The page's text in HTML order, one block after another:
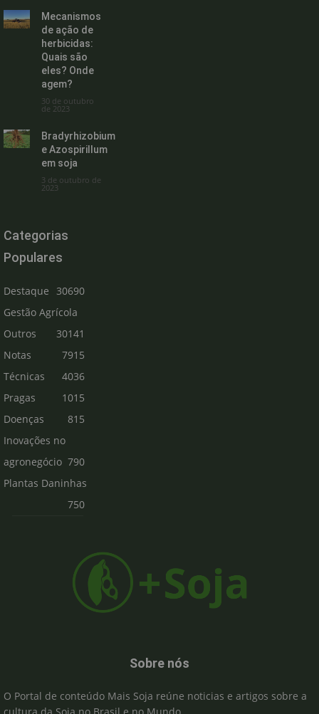
Mecanismos
de ação de
herbicidas:
Quais são
eles? Onde
agem?
30 de outubro
de 2023
Bradyrhizobium
e Azospirillum
em soja
3 de outubro de
2023
Categorias
Populares
Destaque
30690
Gestão Agrícola
30141
Outros
7915
Notas
Técnicas
4036
Pragas
1015
Doenças
815
Inovações no
agronegócio 790
Plantas Daninhas
750
Sobre nós
O Portal de conteúdo Mais Soja reúne noticias e artigos sobre a